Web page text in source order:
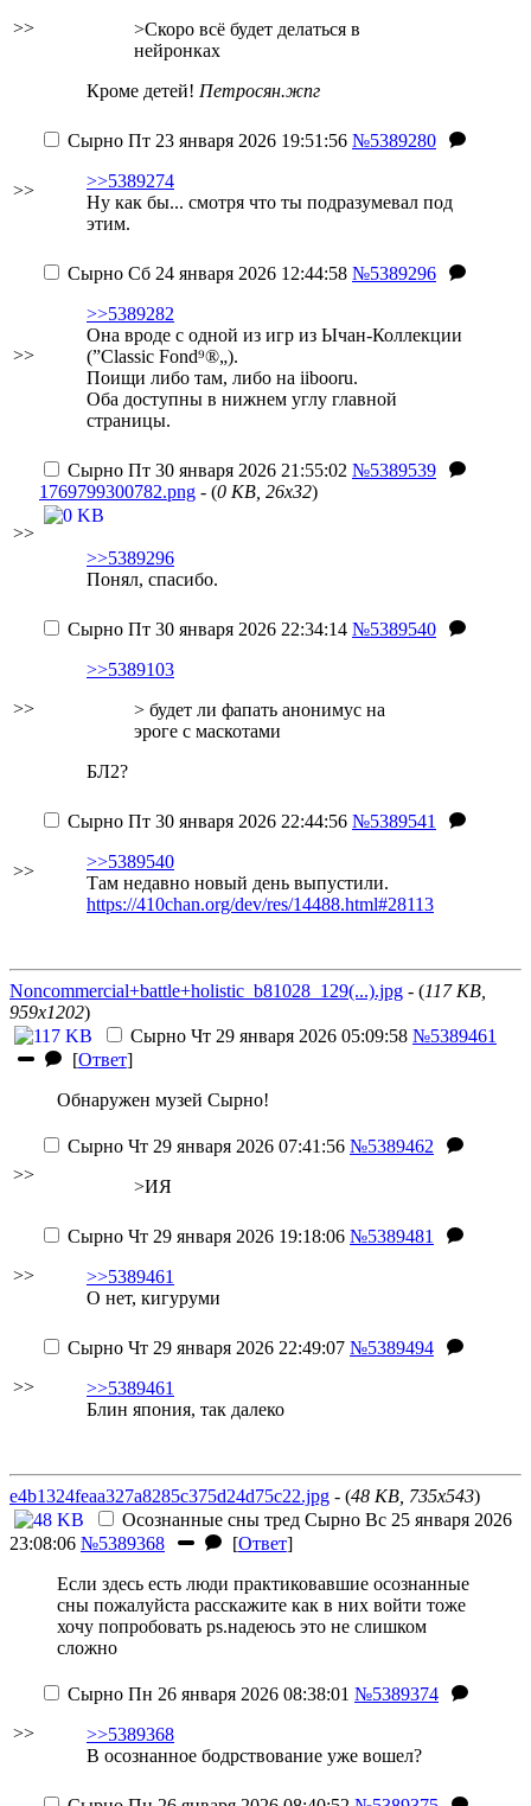
>>
>Скоро всё будет делаться в
нейронках
Кроме детей! Петросян.жпг
>>
Сырно Пт 23 января 2026 19:51:56 №5389280
>>5389274
Ну как бы... смотря что ты подразумевал под
этим.
>>
Сырно Сб 24 января 2026 12:44:58 №5389296
>>5389282
Она вроде с одной из игр из Ычан-Коллекции
(”Classic Fond⁹®„).
Поищи либо там, либо на iibooru.
Оба доступны в нижнем углу главной
страницы.
>>
Сырно Пт 30 января 2026 21:55:02 №5389539
1769799300782.png - (0 KB, 26x32)
>>5389296
Понял, спасибо.
>>
Сырно Пт 30 января 2026 22:34:14 №5389540
>>5389103
> будет ли фапать анонимус на
эроге с маскотами
БЛ2?
>>
Сырно Пт 30 января 2026 22:44:56 №5389541
>>5389540
Там недавно новый день выпустили.
https://410chan.org/dev/res/14488.html#28113
Noncommercial+battle+holistic_b81028_129(...).jpg - (117 KB,
959x1202)
Сырно Чт 29 января 2026 05:09:58 №5389461
[Ответ]
Обнаружен музей Сырно!
>>
Сырно Чт 29 января 2026 07:41:56 №5389462
>ИЯ
>>
Сырно Чт 29 января 2026 19:18:06 №5389481
>>5389461
О нет, кигуруми
>>
Сырно Чт 29 января 2026 22:49:07 №5389494
>>5389461
Блин япония, так далеко
e4b1324feaa327a8285c375d24d75c22.jpg - (48 KB, 735x543)
Осознанные сны тред Сырно Вс 25 января 2026
23:08:06 №5389368 [Ответ]
Если здесь есть люди практиковавшие осознанные
сны пожалуйста расскажите как в них войти тоже
хочу попробовать ps.надеюсь это не слишком
сложно
>>
Сырно Пн 26 января 2026 08:38:01 №5389374
>>5389368
В осознанное бодрствование уже вошел?